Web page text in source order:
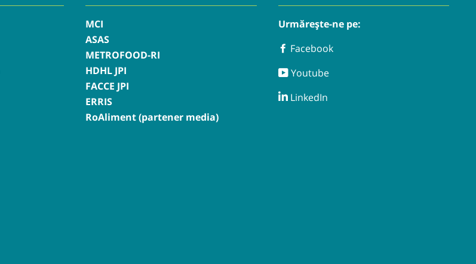
MCI
ASAS
METROFOOD-RI
HDHL JPI
FACCE JPI
ERRIS
RoAliment (partener media)
Urmărește-ne pe:
FacebookFacebook
YoutubeYoutube
LinkedInLinkedIn